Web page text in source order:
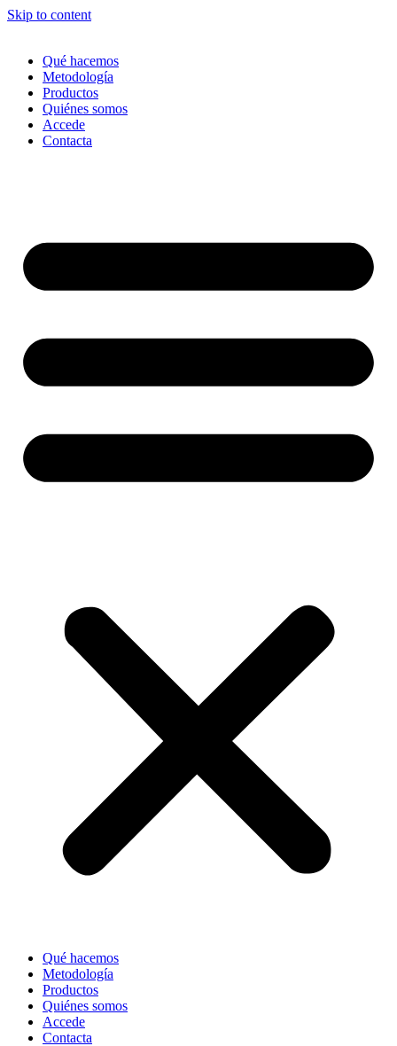
Skip to content
Qué hacemos
Metodología
Productos
Quiénes somos
Accede
Contacta
Qué hacemos
Metodología
Productos
Quiénes somos
Accede
Contacta